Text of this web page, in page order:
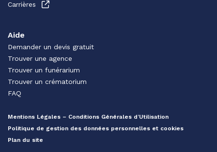
Carrières
Aide
Demander un devis gratuit
Trouver une agence
Trouver un funérarium
Trouver un crématorium
FAQ
Mentions Légales – Conditions Générales d’Utilisation
Politique de gestion des données personnelles et cookies
Plan du site